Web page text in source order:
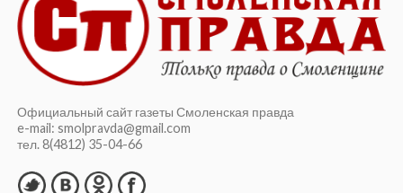
Официальный сайт газеты Смоленская правда
e-mail: smolpravda@gmail.com
тел. 8(4812) 35-04-66